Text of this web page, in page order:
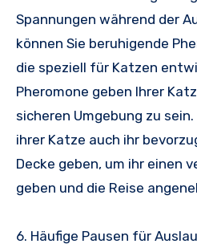
Spannungen während der
können Sie beruhigende
die speziell für Katzen
Pheromone geben Ihrer
sicheren Umgebung zu
ihrer Katze auch ihr
Decke geben, um ihr einen
geben und die Reise
6. Häufige Pausen für